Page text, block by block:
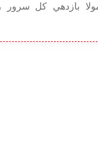
بازدهي كل سرور